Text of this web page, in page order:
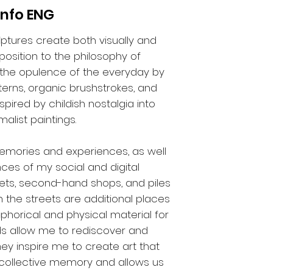
ENG
create both visually and
to the philosophy of
opulence of the everyday by
organic brushstrokes, and
by childish nostalgia into
paintings.
and experiences, as well
of my social and digital
second-hand shops, and piles
the streets are additional places
and physical material for
allow me to rediscover and
inspire me to create art that
memory and allows us